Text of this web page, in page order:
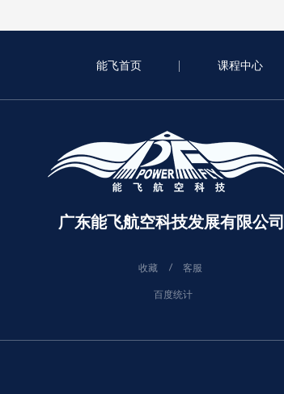
能飞首页 课程中心
广东能飞航空科技发展有限公司
收藏
客服
百度统计